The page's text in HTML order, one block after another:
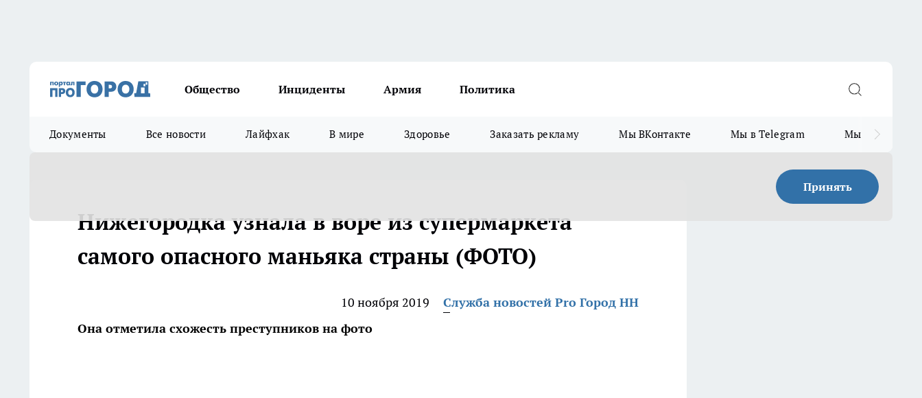
Общество Инциденты Армия Политика
Документы Все новости Лайфхак В мире Здоровье Заказать рекламу Мы ВКонтакте Мы в Telegram Мы в MAX
Принять
Нижегородка узнала в воре из супермаркета
самого опасного маньяка страны (ФОТО)
10 ноября 2019
Служба новостей Pro Город НН
Она отметила схожесть преступников на фото